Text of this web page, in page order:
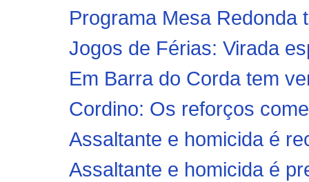
Programa Mesa Redonda
Jogos de Férias: Virada
Em Barra do Corda tem
Cordino: Os reforços
Assaltante e homicida é
Assaltante e homicida é